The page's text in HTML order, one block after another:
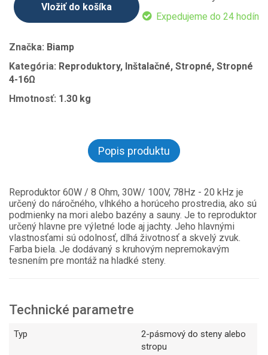
Expedujeme do 24 hodín
Vložiť do košíka
Značka: Biamp
Kategória: Reproduktory, Inštalačné, Stropné, Stropné
4-16Ω
Hmotnosť: 1.30 kg
Popis produktu
Reproduktor 60W / 8 Ohm, 30W/ 100V, 78Hz - 20 kHz je
určený do náročného, vlhkého a horúceho prostredia, ako sú
podmienky na mori alebo bazény a sauny. Je to reproduktor
určený hlavne pre výletné lode aj jachty. Jeho hlavnými
vlastnosťami sú odolnosť, dlhá životnosť a skvelý zvuk.
Farba biela. Je dodávaný s kruhovým nepremokavým
tesnením pre montáž na hladké steny.
Technické parametre
Typ
2-pásmový do steny alebo
stropu